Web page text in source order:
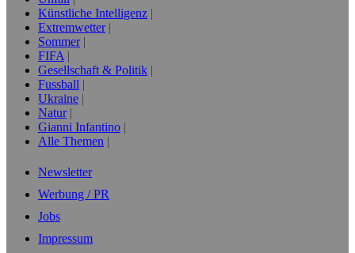
Künstliche Intelligenz
Extremwetter
Sommer
FIFA
Gesellschaft & Politik
Fussball
Ukraine
Natur
Gianni Infantino
Alle Themen
Newsletter
Werbung / PR
Jobs
Impressum